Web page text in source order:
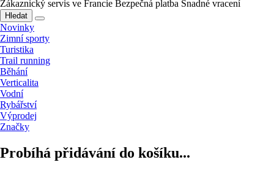
Zákaznický servis ve Francie Bezpečná platba Snadné vracení
Hledat
Novinky
Zimní sporty
Turistika
Trail running
Běhání
Verticalita
Vodní
Rybářství
Výprodej
Značky
Probíhá přidávání do košíku...